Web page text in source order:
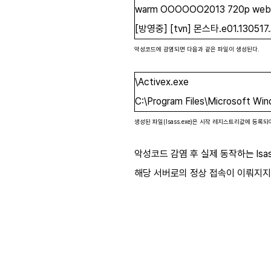
warm OOOOOO2013 720p
[방영중] [tvn] 몬스타
악성코드에 감염되면 다음과 같은 파일이 생성된다.
\Activex.exe
C:\Program Files\Microsoft
생성된 파일(lsass.exe)은 시작 레지스트리값에 등록되
악성코드 감염 후 실제 동작하는
해당 서버로의 정상 접속이 이뤄지